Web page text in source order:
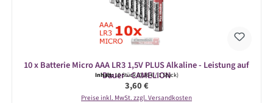
10 x Batterie Micro AAA LR3 1,5V PLUS Alkaline - Leistung auf
Dauer - CAMELION
Inhalt:10 Stück(0,36 € / 1 Stück)
Regulärer Preis:
3,60 €
Preise inkl. MwSt. zzgl. Versandkosten